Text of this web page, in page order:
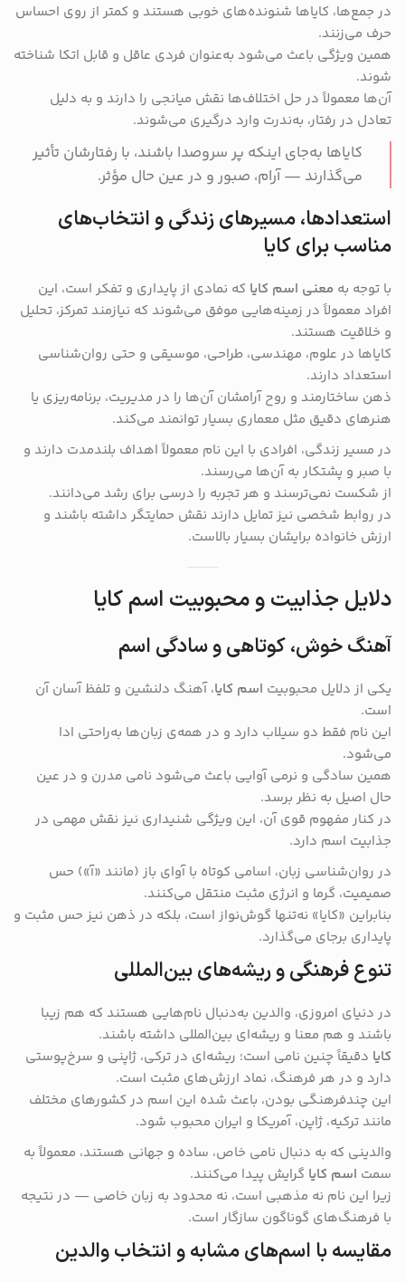
در جمع‌ها، کایاها شنونده‌های خوبی هستند و کمتر از روی احساس
حرف می‌زنند.
همین ویژگی باعث می‌شود به‌عنوان فردی عاقل و قابل اتکا شناخته
شوند.
آن‌ها معمولاً در حل اختلاف‌ها نقش میانجی را دارند و به دلیل
تعادل در رفتار، به‌ندرت وارد درگیری می‌شوند.
کایاها به‌جای اینکه پر سروصدا باشند، با رفتارشان تأثیر
می‌گذارند — آرام، صبور و در عین حال مؤثر.
استعدادها، مسیرهای زندگی و انتخاب‌های
مناسب برای کایا
با توجه به معنی اسم کایا که نمادی از پایداری و تفکر است، این
افراد معمولاً در زمینه‌هایی موفق می‌شوند که نیازمند تمرکز، تحلیل
و خلاقیت هستند.
کایاها در علوم، مهندسی، طراحی، موسیقی و حتی روان‌شناسی
استعداد دارند.
ذهن ساختارمند و روح آرامشان آن‌ها را در مدیریت، برنامه‌ریزی یا
هنرهای دقیق مثل معماری بسیار توانمند می‌کند.
در مسیر زندگی، افرادی با این نام معمولاً اهداف بلندمدت دارند و
با صبر و پشتکار به آن‌ها می‌رسند.
از شکست نمی‌ترسند و هر تجربه را درسی برای رشد می‌دانند.
در روابط شخصی نیز تمایل دارند نقش حمایتگر داشته باشند و
ارزش خانواده برایشان بسیار بالاست.
دلایل جذابیت و محبوبیت اسم کایا
آهنگ خوش، کوتاهی و سادگی اسم
یکی از دلایل محبوبیت اسم کایا، آهنگ دلنشین و تلفظ آسان آن
است.
این نام فقط دو سیلاب دارد و در همه‌ی زبان‌ها به‌راحتی ادا
می‌شود.
همین سادگی و نرمی آوایی باعث می‌شود نامی مدرن و در عین
حال اصیل به نظر برسد.
در کنار مفهوم قوی آن، این ویژگی شنیداری نیز نقش مهمی در
جذابیت اسم دارد.
در روان‌شناسی زبان، اسامی کوتاه با آوای باز (مانند «آ») حس
صمیمیت، گرما و انرژی مثبت منتقل می‌کنند.
بنابراین «کایا» نه‌تنها گوش‌نواز است، بلکه در ذهن نیز حس مثبت و
پایداری برجای می‌گذارد.
تنوع فرهنگی و ریشه‌های بین‌المللی
در دنیای امروزی، والدین به‌دنبال نام‌هایی هستند که هم زیبا
باشند و هم معنا و ریشه‌ای بین‌المللی داشته باشند.
کایا دقیقاً چنین نامی است؛ ریشه‌ای در ترکی، ژاپنی و سرخ‌پوستی
دارد و در هر فرهنگ، نماد ارزش‌های مثبت است.
این چندفرهنگی بودن، باعث شده این اسم در کشورهای مختلف
مانند ترکیه، ژاپن، آمریکا و ایران محبوب شود.
والدینی که به دنبال نامی خاص، ساده و جهانی هستند، معمولاً به
سمت اسم کایا گرایش پیدا می‌کنند.
زیرا این نام نه مذهبی است، نه محدود به زبان خاصی — در نتیجه
با فرهنگ‌های گوناگون سازگار است.
مقایسه با اسم‌های مشابه و انتخاب والدین